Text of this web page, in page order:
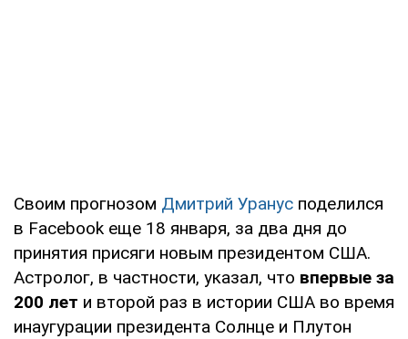
Своим прогнозом Дмитрий Уранус поделился
в Facebook еще 18 января, за два дня до
принятия присяги новым президентом США.
Астролог, в частности, указал, что впервые за
200 лет и второй раз в истории США во время
инаугурации президента Солнце и Плутон